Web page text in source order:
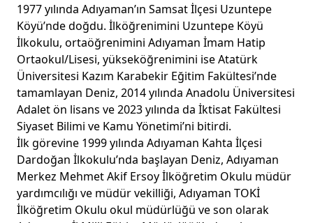
1977 yılında Adıyaman’ın Samsat İlçesi Uzuntepe
Köyü’nde doğdu. İlköğrenimini Uzuntepe Köyü
İlkokulu, ortaöğrenimini Adıyaman İmam Hatip
Ortaokul/Lisesi, yükseköğrenimini ise Atatürk
Üniversitesi Kazım Karabekir Eğitim Fakültesi’nde
tamamlayan Deniz, 2014 yılında Anadolu Üniversitesi
Adalet ön lisans ve 2023 yılında da İktisat Fakültesi
Siyaset Bilimi ve Kamu Yönetimi’ni bitirdi.
İlk görevine 1999 yılında Adıyaman Kahta İlçesi
Dardoğan İlkokulu’nda başlayan Deniz, Adıyaman
Merkez Mehmet Akif Ersoy İlköğretim Okulu müdür
yardımcılığı ve müdür vekilliği, Adıyaman TOKİ
İlköğretim Okulu okul müdürlüğü ve son olarak